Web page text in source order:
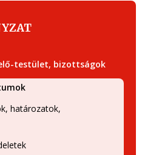
testület, bizottságok
határozatok,